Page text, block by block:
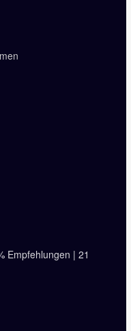
Empfehlungen | 21